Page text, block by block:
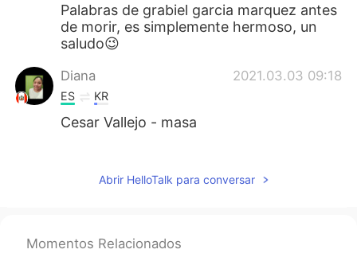
Palabras de grabiel garcia marquez antes
de morir, es simplemente hermoso, un
saludo😉
Diana 2021.03.03 09:18
ES KR
Cesar Vallejo - masa
KR
Abrir HelloTalk para conversar
Momentos Relacionados